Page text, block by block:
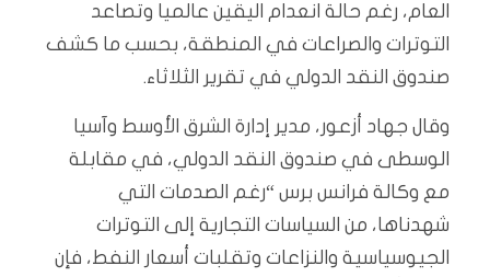
العام، رغم حالة انعدام اليقين عالميا وتصاعد
التوترات والصراعات في المنطقة، بحسب ما كشف
صندوق النقد الدولي في تقرير الثلاثاء.
وقال جهاد أزعور، مدير إدارة الشرق الأوسط وآسيا
الوسطى في صندوق النقد الدولي، في مقابلة
مع وكالة فرانس برس “رغم الصدمات التي
شهدناها، من السياسات التجارية إلى التوترات
الجيوسياسية والنزاعات وتقلبات أسعار النفط، فإن